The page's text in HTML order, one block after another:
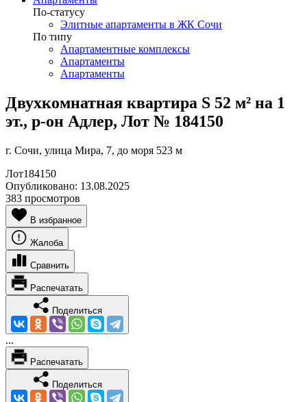
По-статусу
Элитные апартаменты в ЖК Сочи
По типу
Апартаментные комплексы
Апартаменты
Апартаменты
Двухкомнатная квартира S 52 м² на 1
эт., р-он Адлер, Лот № 184150
г. Сочи, улица Мира, 7, до моря 523 м
Лот184150
Опубликовано: 13.08.2025
383 просмотров
В избранное
Жалоба
Сравнить
Распечатать
Поделиться
...
Распечатать
Поделиться